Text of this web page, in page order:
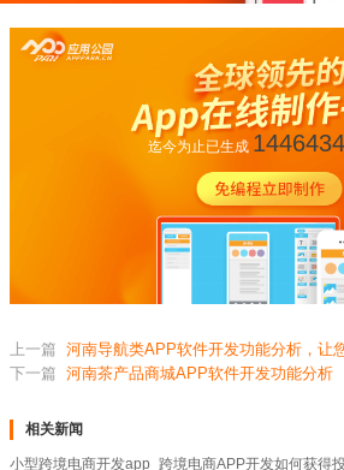
迄今为止已生成 1446434
上一篇 河南导航类APP软件开发功能分析，让
下一篇 河南茶产品商城APP软件开发功能分析
相关新闻
小型跨境电商开发app_跨境电商APP开发如何获得